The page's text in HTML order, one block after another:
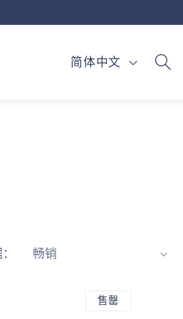
语
简体中文
售罄